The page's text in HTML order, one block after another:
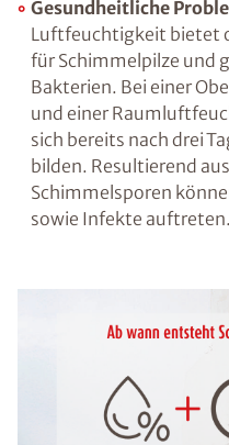
große Auswirkungen
einem Raum
vorherrschende
empfinden. Ein Wert
für Wohn- und
Feuchträumen wie
Küche darf er ggf.
Gesundheitliche
gesundheitsschädliche
Oberflächentemperatur
Raumluftfeuchtigkeit
bereits nach drei
Tapete bilden.
durch